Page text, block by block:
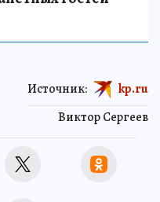
Виктор Сергеев
Источник: kp.ru